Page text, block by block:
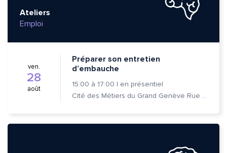
Ateliers
Emploi
ven.
28
août
Préparer son entretien
d’embauche
15:00 à 17:00 | en présentiel
Cité des Métiers du Grand Genève Rue Prévost-Martin 6 1205 Genève